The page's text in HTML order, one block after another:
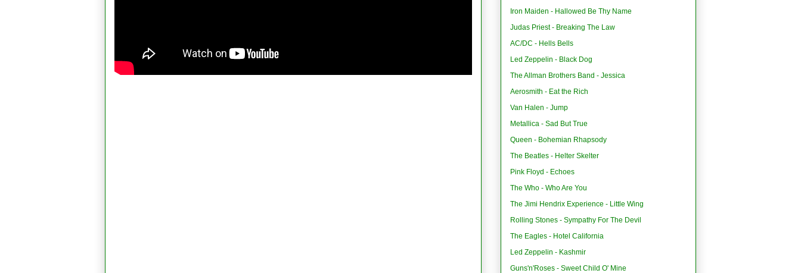
Iron Maiden - Hallowed Be Thy Name
Judas Priest - Breaking The Law
AC/DC - Hells Bells
Led Zeppelin - Black Dog
The Allman Brothers Band - Jessica
Aerosmith - Eat the Rich
Van Halen - Jump
Metallica - Sad But True
Queen - Bohemian Rhapsody
The Beatles - Helter Skelter
Pink Floyd - Echoes
The Who - Who Are You
The Jimi Hendrix Experience - Little Wing
Rolling Stones - Sympathy For The Devil
The Eagles - Hotel California
Led Zeppelin - Kashmir
Guns'n'Roses - Sweet Child O' Mine